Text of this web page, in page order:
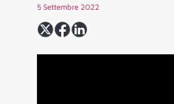
5 Settembre 2022